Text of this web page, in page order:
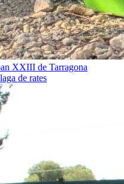
XXIII de Tarragona
de rates